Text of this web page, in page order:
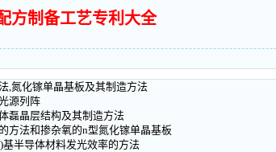
方制备工艺专利大全
,氮化镓单晶基板及其制造方法
源列阵
磊晶层结构及其制造方法
方法和掺杂氧的n型氮化镓单晶基板
半导体材料发光效率的方法